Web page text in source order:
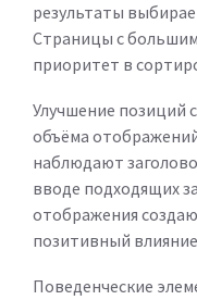
результаты
Страницы с
приоритет в
Улучшение позиций
объёма
наблюдают
вводе подходящих
отображения
позитивный
Поведенческие